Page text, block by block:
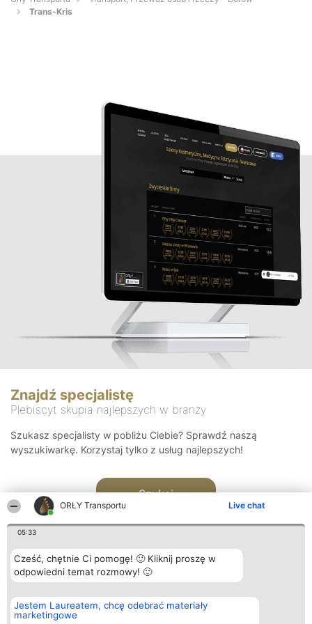
ORŁY Transportu Live chat
05:33
Cześć, chętnie Ci pomogę! 🙂 Kliknij proszę w
odpowiedni temat rozmowy! 🙂
Jestem Laureatem, chcę odebrać materiały
marketingowe
Trans-Kris
Znajdź specjalistę
Plebiscyt skupia najlepszych w branży
Szukasz specjalisty w pobliżu Ciebie? Sprawdź naszą
wyszukiwarkę. Korzystaj tylko z usług najlepszych!
Szukaj
Organizator plebiscytu
Bright Side Solutions sp. z o.
o. sp. k.
Plebiscyt
Laureaci
Kontakt
Kontakt